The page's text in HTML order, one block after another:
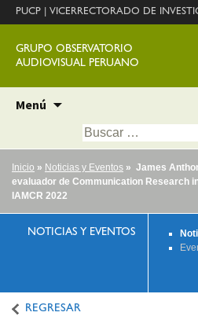
PUCP VICERRECTORADO DE
GRUPO OBSERVATORIO
AUDIOVISUAL PERUANO
Menú
contenido
Buscar:
Inicio » Noticias y Eventos » James
evaluador de Communication Research
IAMCR 2022
NOTICIAS Y EVENTOS
REGRESAR